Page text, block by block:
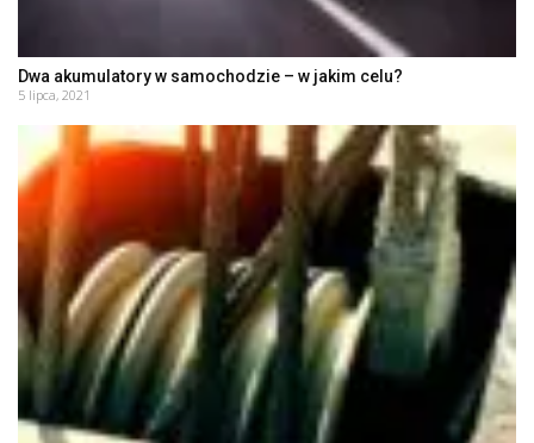
Dwa akumulatory w samochodzie – w jakim celu?
5 lipca, 2021